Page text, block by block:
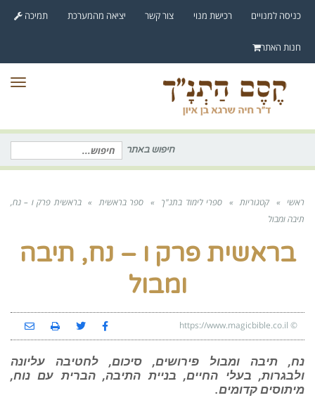
כניסה למנויים רכישת מנוי צור קשר יציאה מהמערכת תמיכה
חנות האתר
חיפוש באתר חיפוש
ראשי » קטגוריות » ספרי לימוד בתנ"ך » ספר בראשית » בראשית פרק ו – נח,
תיבה ומבול
בראשית פרק ו – נח, תיבה
ומבול
©
https://www.magicbible.co.il
נח, תיבה ומבול פירושים, סיכום, לחטיבה עליונה
ולבגרות, בעלי החיים, בניית התיבה, הברית עם נוח,
מיתוסים קדומים.